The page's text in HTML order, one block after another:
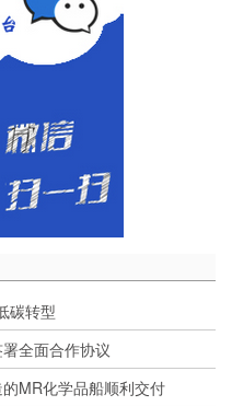
碳转型
全面合作协议
MR化学品船顺利交付